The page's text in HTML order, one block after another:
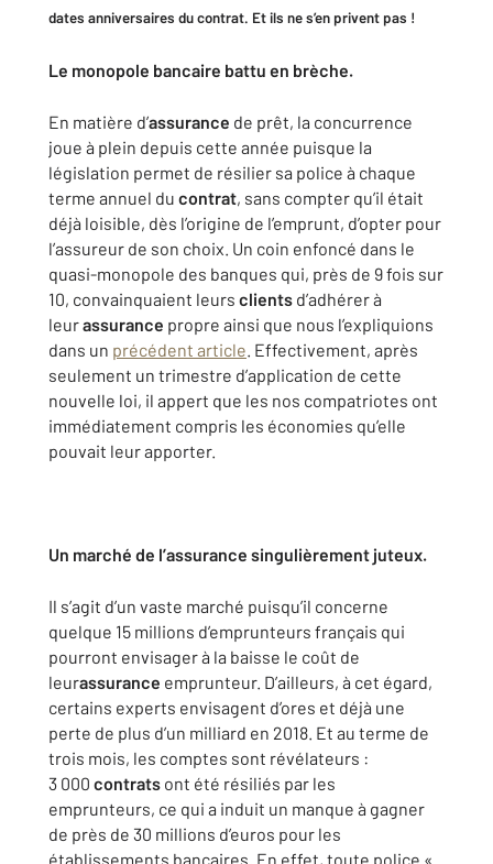
dates anniversaires du contrat. Et ils ne s’en privent pas !
Le monopole bancaire battu en brèche.
En matière d’assurance de prêt, la concurrence
joue à plein depuis cette année puisque la
législation permet de résilier sa police à chaque
terme annuel du contrat, sans compter qu’il était
déjà loisible, dès l’origine de l’emprunt, d’opter pour
l’assureur de son choix. Un coin enfoncé dans le
quasi-monopole des banques qui, près de 9 fois sur
10, convainquaient leurs clients d’adhérer à
leurassurance propre ainsi que nous l’expliquions
dans un précédent article. Effectivement, après
seulement un trimestre d’application de cette
nouvelle loi, il appert que les nos compatriotes ont
immédiatement compris les économies qu’elle
pouvait leur apporter.
Un marché de l’assurance singulièrement juteux.
Il s’agit d’un vaste marché puisqu’il concerne
quelque 15 millions d’emprunteurs français qui
pourront envisager à la baisse le coût de
leurassurance emprunteur. D’ailleurs, à cet égard,
certains experts envisagent d’ores et déjà une
perte de plus d’un milliard en 2018. Et au terme de
trois mois, les comptes sont révélateurs :
3 000 contrats ont été résiliés par les
emprunteurs, ce qui a induit un manque à gagner
de près de 30 millions d’euros pour les
établissements bancaires. En effet, toute police «